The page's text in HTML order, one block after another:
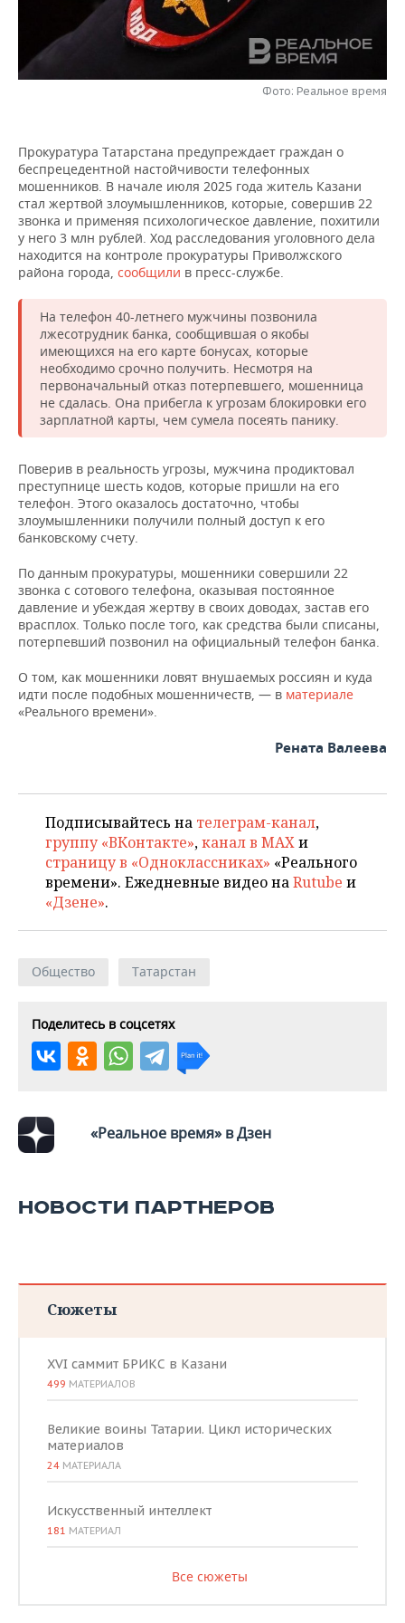
НЕФТЕХИМИЯ
НЕФТЬ
РОЗНИЧНАЯ ТОРГОВЛЯ
ТРАНСПОРТ
НОВОСТИ ТЕХНОЛОГИЙ
IT
ТЕЛЕКОММУНИКАЦИИ
МЕРОПРИЯТИЯ
НОВОСТИ МЕРОПРИЯТИЙ
БИЗНЕС-БРАНЧИ
ONLINE-КОНФЕРЕНЦИИ
ОТКРЫТАЯ ЛЕКЦИЯ
СПОРТ
ФУТБОЛ
ХОККЕЙ
БАСКЕТБОЛ
ВОЛЕЙБОЛ
КИБЕРСПОРТ
ФИГУРНОЕ КАТАНИЕ
ВОДНЫЕ ВИДЫ СПОРТА
НОВОСТИ ОБЩЕСТВА
ВЛАСТЬ
ИНФРАСТРУКТУРА
ИСТОРИЯ
КУЛЬТУРА
МЕДИЦИНА
ОБРАЗОВАНИЕ
ФОТОГАЛЕРЕЯ
СЮЖЕТЫ
СПРАВОЧНИК
СПИСОК ПЕРСОН
СПИСОК КОМПАНИЙ
ПОЛНАЯ ВЕРСИЯ
Фото: Реальное время
Прокуратура Татарстана предупреждает граждан о
беспрецедентной настойчивости телефонных
мошенников. В начале июля 2025 года житель Казани
стал жертвой злоумышленников, которые, совершив 22
звонка и применяя психологическое давление, похитили
у него 3 млн рублей. Ход расследования уголовного дела
находится на контроле прокуратуры Приволжского
района города, сообщили в пресс-службе.
На телефон 40-летнего мужчины позвонила
лжесотрудник банка, сообщившая о якобы
имеющихся на его карте бонусах, которые
необходимо срочно получить. Несмотря на
первоначальный отказ потерпевшего, мошенница
не сдалась. Она прибегла к угрозам блокировки его
зарплатной карты, чем сумела посеять панику.
Поверив в реальность угрозы, мужчина продиктовал
преступнице шесть кодов, которые пришли на его
телефон. Этого оказалось достаточно, чтобы
злоумышленники получили полный доступ к его
банковскому счету.
По данным прокуратуры, мошенники совершили 22
звонка с сотового телефона, оказывая постоянное
давление и убеждая жертву в своих доводах, застав его
врасплох. Только после того, как средства были списаны,
потерпевший позвонил на официальный телефон банка.
О том, как мошенники ловят внушаемых россиян и куда
идти после подобных мошенничеств, — в материале
«Реального времени».
Рената Валеева
Подписывайтесь на телеграм-канал,
группу «ВКонтакте»,канал в MAXи
страницу в «Одноклассниках» «Реального
времени». Ежедневные видео наRutube и
«Дзене».
Общество Татарстан
Поделитесь в соцсетях
«Реальное время» в Дзен
НОВОСТИ ПАРТНЕРОВ
Сюжеты
XVI саммит БРИКС в Казани
499 МАТЕРИАЛОВ
Великие воины Татарии. Цикл исторических
материалов
24 МАТЕРИАЛА
Искусственный интеллект
181 МАТЕРИАЛ
Все сюжеты